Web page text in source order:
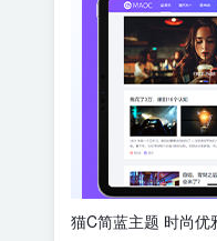
猫C简蓝主题 时尚优